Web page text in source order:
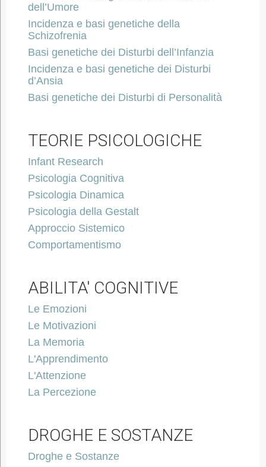
dell’Umore
Incidenza e basi genetiche della
Schizofrenia
Basi genetiche dei Disturbi dell’Infanzia
Incidenza e basi genetiche dei Disturbi
d’Ansia
Basi genetiche dei Disturbi di Personalità
TEORIE PSICOLOGICHE
Infant Research
Psicologia Cognitiva
Psicologia Dinamica
Psicologia della Gestalt
Approccio Sistemico
Comportamentismo
ABILITA' COGNITIVE
Le Emozioni
Le Motivazioni
La Memoria
L'Apprendimento
L'Attenzione
La Percezione
DROGHE E SOSTANZE
Droghe e Sostanze